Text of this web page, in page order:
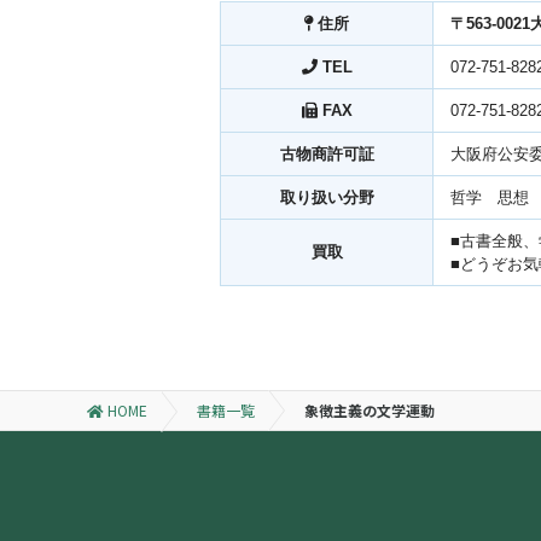
住所 〒563-0021
TEL 072-751-
FAX 072-751-
古物商許可証 大阪府公安
取り扱い分野 哲学 思想
買取
■古書全般
■どうぞお
HOME 書籍一覧 象徴主義の文学運動